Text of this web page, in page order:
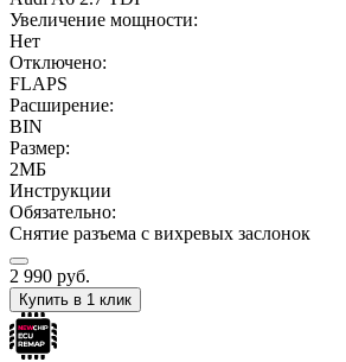
Увеличение мощности:
Нет
Отключено:
FLAPS
Расширение:
BIN
Размер:
2МБ
Инструкции
Обязательно:
Снятие разъема с вихревых заслонок
2 990 руб.
Купить в 1 клик